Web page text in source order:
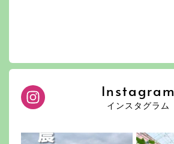
Instagram
インスタグラム